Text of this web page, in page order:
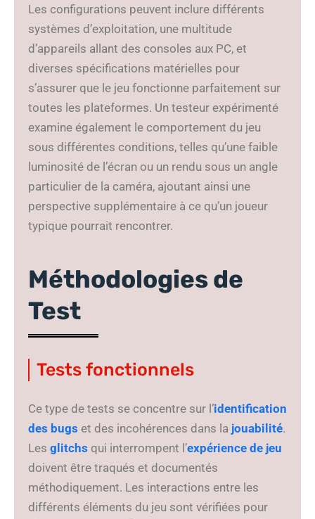
Les configurations peuvent inclure différents
systèmes d’exploitation, une multitude
d’appareils allant des consoles aux PC, et
diverses spécifications matérielles pour
s’assurer que le jeu fonctionne parfaitement sur
toutes les plateformes. Un testeur expérimenté
examine également le comportement du jeu
sous différentes conditions, telles qu’une faible
luminosité de l’écran ou un rendu sous un angle
particulier de la caméra, ajoutant ainsi une
perspective supplémentaire à ce qu’un joueur
typique pourrait rencontrer.
Méthodologies de
Test
Tests fonctionnels
Ce type de tests se concentre sur l’identification
des bugs et des incohérences dans la jouabilité.
Les glitchs qui interrompent l’expérience de jeu
doivent être traqués et documentés
méthodiquement. Les interactions entre les
différents éléments du jeu sont vérifiées pour